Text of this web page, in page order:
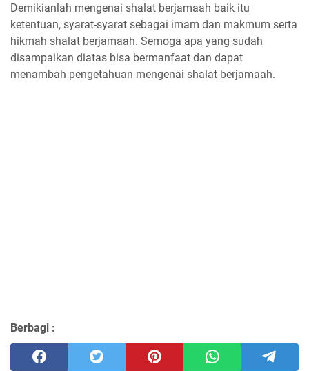
Demikianlah mengenai shalat berjamaah baik itu
ketentuan, syarat-syarat sebagai imam dan makmum serta
hikmah shalat berjamaah. Semoga apa yang sudah
disampaikan diatas bisa bermanfaat dan dapat
menambah pengetahuan mengenai shalat berjamaah.
Berbagi :